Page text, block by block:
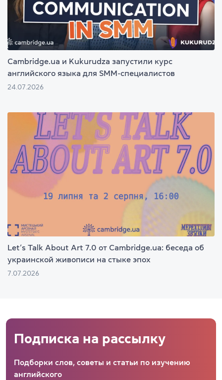
Cambridge.ua и Kukurudza запустили курс
английского языка для SMM-специалистов
24.07.2026
Let’s Talk About Art 7.0 от Cambridge.ua: беседа об
украинской живописи на стыке эпох
7.07.2026
Подписка на рассылку
Подборки слов, советы и статьи по изучению
английского